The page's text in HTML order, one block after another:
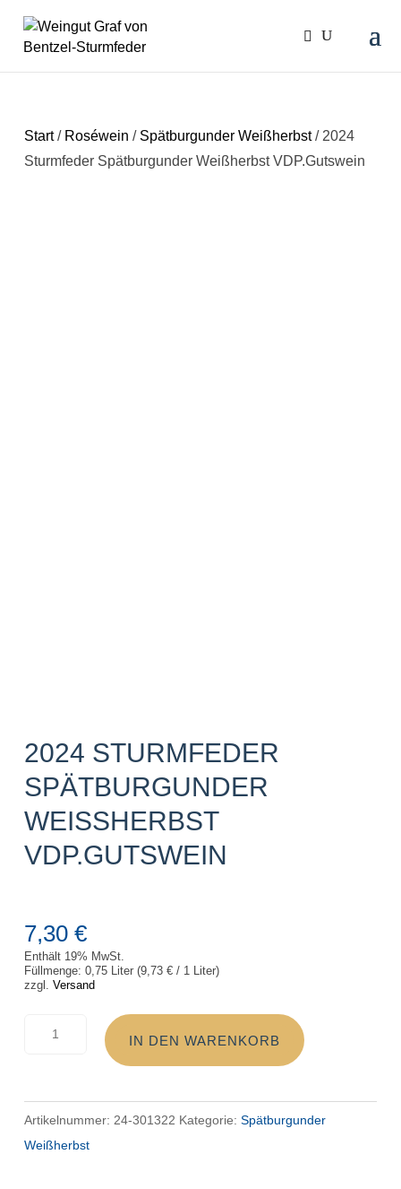
Start/ Roséwein / Spätburgunder Weißherbst/ 2024
Sturmfeder Spätburgunder Weißherbst VDP.Gutswein
2024 STURMFEDER
SPÄTBURGUNDER
WEISSHERBST V
DP.GUTSWEIN
7,30 €
Enthält 19% MwSt.
Füllmenge: 0,75 Liter (9,73 €/ 1 Liter)
zzgl. Versand
Weißherbst
VDP.Gutswein
Menge
IN DEN WARENKORB
Artikelnummer: 24-301322 Kategorie: Spätburgunder
Weißherbst